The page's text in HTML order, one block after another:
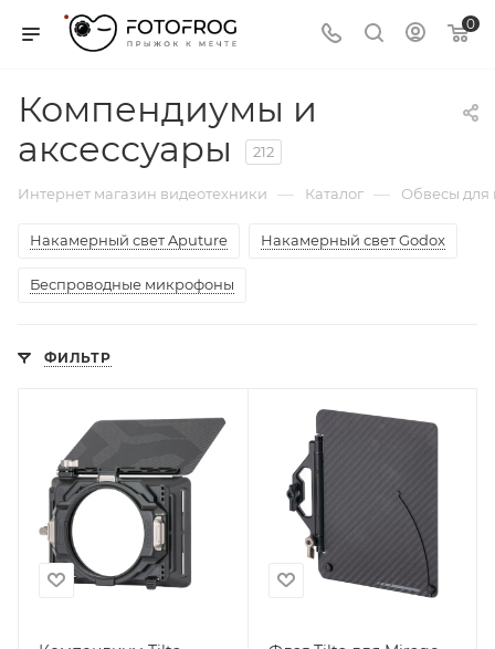
0
Компендиумы и
аксессуары
212
Интернет магазин видеотехники — Каталог — Обвесы для
Накамерный свет Aputure Накамерный свет Godox
Беспроводные микрофоны
ФИЛЬТР